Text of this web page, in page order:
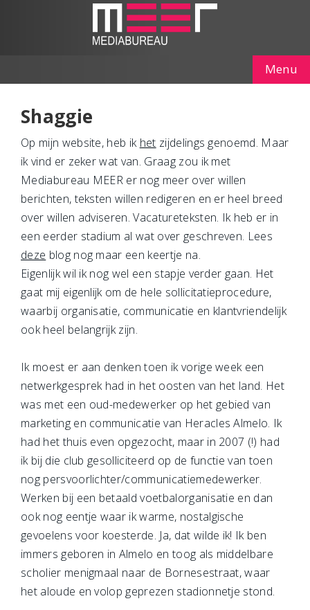
Menu
Shaggie
Op mijn website, heb ik het zijdelings genoemd. Maar
ik vind er zeker wat van. Graag zou ik met
Mediabureau MEER er nog meer over willen
berichten, teksten willen redigeren en er heel breed
over willen adviseren. Vacatureteksten. Ik heb er in
een eerder stadium al wat over geschreven. Lees
deze blog nog maar een keertje na.
Eigenlijk wil ik nog wel een stapje verder gaan. Het
gaat mij eigenlijk om de hele sollicitatieprocedure,
waarbij organisatie, communicatie en klantvriendelijk
ook heel belangrijk zijn.
Ik moest er aan denken toen ik vorige week een
netwerkgesprek had in het oosten van het land. Het
was met een oud-medewerker op het gebied van
marketing en communicatie van Heracles Almelo. Ik
had het thuis even opgezocht, maar in 2007 (!) had
ik bij die club gesolliciteerd op de functie van toen
nog persvoorlichter/communicatiemedewerker.
Werken bij een betaald voetbalorganisatie en dan
ook nog eentje waar ik warme, nostalgische
gevoelens voor koesterde. Ja, dat wilde ik! Ik ben
immers geboren in Almelo en toog als middelbare
scholier menigmaal naar de Bornesestraat, waar
het aloude en volop geprezen stadionnetje stond.